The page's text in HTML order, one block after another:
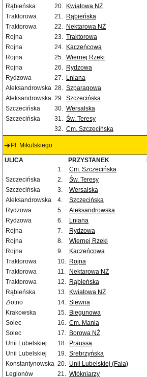
Rąbieńska
20. Kwiatowa NŻ
Traktorowa
21. Rąbieńska
Traktorowa
22. Nektarowa NŻ
Rojna
23. Traktorowa
Rojna
24. Kaczeńcowa
Rojna
25. Wiernej Rzeki
Rojna
26. Rydzowa
Rydzowa
27. Lniana
Aleksandrowska 28. Szparagowa
Aleksandrowska 29. Szczecińska
Szczecińska
30. Wersalska
Szczecińska
31. Św. Teresy
32. Cm. Szczecińska
Pl. Mikulskiego
ULICA PRZYSTANEK
1.
Cm. Szczecińska
Szczecińska
2. Św. Teresy
Szczecińska
3. Wersalska
Aleksandrowska
4. Szczecińska
Rydzowa
5. Aleksandrowska
Rydzowa
6. Lniana
Rojna
7. Rydzowa
Rojna
8. Wiernej Rzeki
Rojna
9. Kaczeńcowa
Traktorowa
10. Rojna
Traktorowa
11. Nektarowa NŻ
Traktorowa
12. Rąbieńska
Rąbieńska
13. Kwiatowa NŻ
Złotno
14. Siewna
Krakowska
15. Biegunowa
Solec
16. Cm. Mania
Solec
17. Borowa NŻ
Unii Lubelskiej
18. Praussa
Unii Lubelskiej
19. Srebrzyńska
Konstantynowska 20. Unii Lubelskiej (Fala)
Legionów
21. Włókniarzy